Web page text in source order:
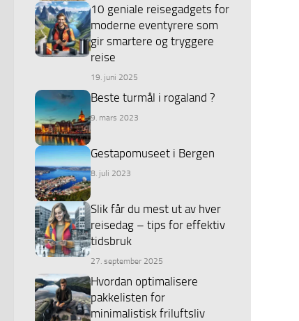
10 geniale reisegadgets for
moderne eventyrere som
gir smartere og tryggere
reise
19. juni 2025
Beste turmål i rogaland ?
9. mars 2023
Gestapomuseet i Bergen
8. juli 2023
Slik får du mest ut av hver
reisedag – tips for effektiv
tidsbruk
27. september 2025
Hvordan optimalisere
pakkelisten for
minimalistisk friluftsliv